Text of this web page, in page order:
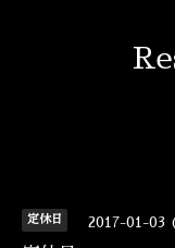
定休日 2017-01-03